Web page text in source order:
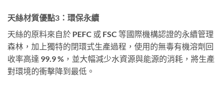
天絲材質優點3：環保永續
天絲的原料來自於 PEFC 或 FSC 等國際機構認證的永續管理
森林，加上獨特的閉環式生產過程，使用的無毒有機溶劑回
收率高達 99.9 %，並大幅減少水資源與能源的消耗，將生產
對環境的衝擊降到最低。